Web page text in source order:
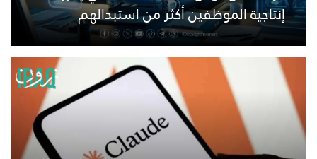
إنتاجية الموظفين أكثر من استبدالهم